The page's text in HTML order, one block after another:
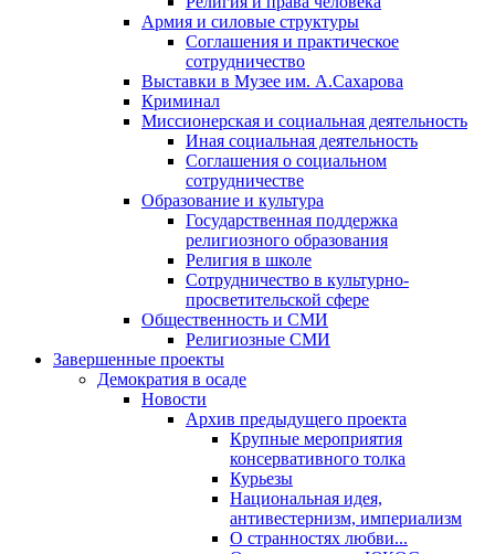
Армия и силовые структуры
Соглашения и практическое
сотрудничество
Выставки в Музее им. А.Сахарова
Криминал
Миссионерская и социальная деятельность
Иная социальная деятельность
Соглашения о социальном
сотрудничестве
Образование и культура
Государственная поддержка
религиозного образования
Религия в школе
Сотрудничество в культурно-
просветительской сфере
Общественность и СМИ
Религиозные СМИ
Завершенные проекты
Демократия в осаде
Новости
Архив предыдущего проекта
Крупные мероприятия
консервативного толка
Курьезы
Национальная идея,
антивестернизм, империализм
О странностях любви...